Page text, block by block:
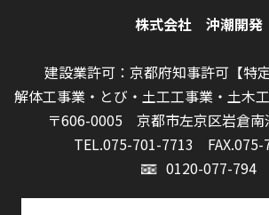
株式会社 沖潮開発
建設業許可：京都府知事許可【特
解体工事業・とび・土工工事業・土木
〒606-0005 京都市左京区岩倉南
TEL.075-701-7713 FAX.075-
0120-077-794